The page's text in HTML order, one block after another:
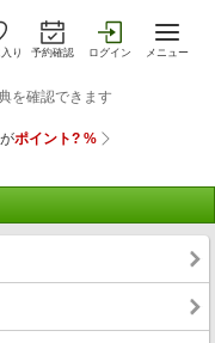
り 予約確認 ログイン メニュー